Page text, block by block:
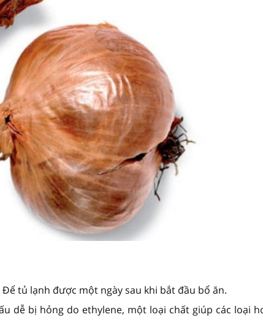
tủ lạnh được một ngày sau khi bắt đầu bổ ăn.
dễ bị hỏng do ethylene, một loại chất giúp các loại